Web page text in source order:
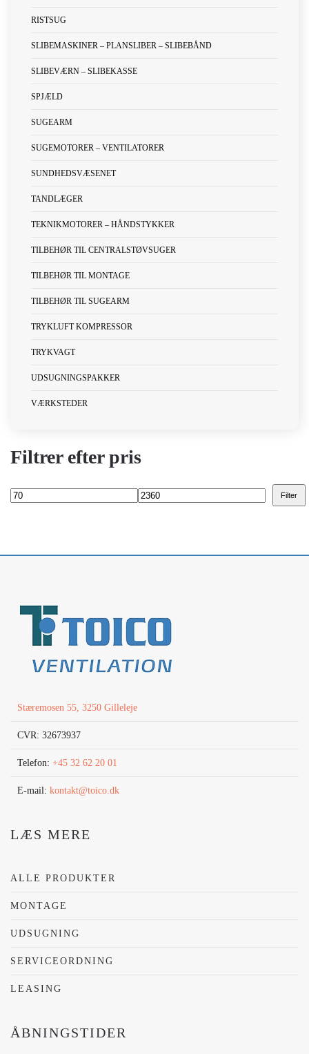
RISTSUG
SLIBEMASKINER – PLANSLIBER – SLIBEBÅND
SLIBEVÆRN – SLIBEKASSE
SPJÆLD
SUGEARM
SUGEMOTORER – VENTILATORER
SUNDHEDSVÆSENET
TANDLÆGER
TEKNIKMOTORER – HÅNDSTYKKER
TILBEHØR TIL CENTRALSTØVSUGER
TILBEHØR TIL MONTAGE
TILBEHØR TIL SUGEARM
TRYKLUFT KOMPRESSOR
TRYKVAGT
UDSUGNINGSPAKKER
VÆRKSTEDER
Filtrer efter pris
Mindste
Højeste
Filter
Stæremosen 55, 3250 Gilleleje
CVR: 32673937
Telefon: +45 32 62 20 01
E-mail: kontakt@toico.dk
LÆS MERE
ALLE PRODUKTER
MONTAGE
UDSUGNING
SERVICEORDNING
LEASING
ÅBNINGSTIDER